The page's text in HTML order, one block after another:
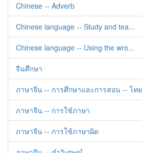
Chinese -- Adverb
Chinese language -- Study and tea...
Chinese language -- Using the wro...
จีนศึกษา
ภาษาจีน -- การศึกษาและการสอน -- ไทย
ภาษาจีน -- การใช้ภาษา
ภาษาจีน -- การใช้ภาษาผิด